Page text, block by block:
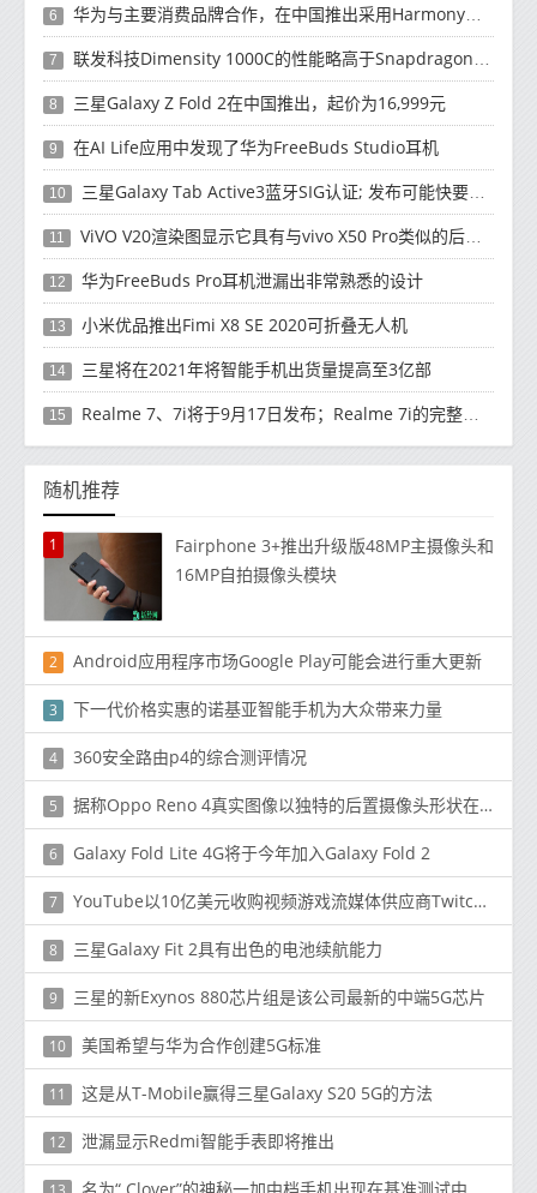
6 华为与主要消费品牌合作，在中国推出采用HarmonyOS 2.0的智能家居产品
7 联发科技Dimensity 1000C的性能略高于Snapdragon 765G
8 三星Galaxy Z Fold 2在中国推出，起价为16,999元
9 在AI Life应用中发现了华为FreeBuds Studio耳机
10 三星Galaxy Tab Active3蓝牙SIG认证; 发布可能快要结束了
11 ViVO V20渲染图显示它具有与vivo X50 Pro类似的后部设计
12 华为FreeBuds Pro耳机泄漏出非常熟悉的设计
13 小米优品推出Fimi X8 SE 2020可折叠无人机
14 三星将在2021年将智能手机出货量提高至3亿部
15 Realme 7、7i将于9月17日发布；Realme 7i的完整规格并导致泄漏
随机推荐
1
Fairphone 3+推出升级版48MP主摄像头和
16MP自拍摄像头模块
2 Android应用程序市场Google Play可能会进行重大更新
3 下一代价格实惠的诺基亚智能手机为大众带来力量
4 360安全路由p4的综合测评情况
5 据称Oppo Reno 4真实图像以独特的后置摄像头形状在线出现
6 Galaxy Fold Lite 4G将于今年加入Galaxy Fold 2
7 YouTube以10亿美元收购视频游戏流媒体供应商Twitch两个月后
8 三星Galaxy Fit 2具有出色的电池续航能力
9 三星的新Exynos 880芯片组是该公司最新的中端5G芯片
10 美国希望与华为合作创建5G标准
11 这是从T-Mobile赢得三星Galaxy S20 5G的方法
12 泄漏显示Redmi智能手表即将推出